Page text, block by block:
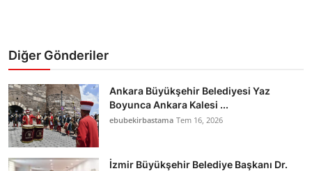
Diğer Gönderiler
Ankara Büyükşehir Belediyesi Yaz
Boyunca Ankara Kalesi ...
ebubekirbastama Tem 16, 2026
İzmir Büyükşehir Belediye Başkanı Dr.